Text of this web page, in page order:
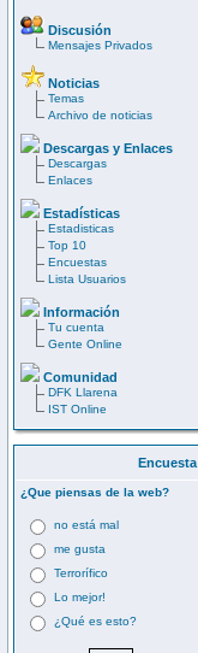
Discusión
Mensajes Privados
Noticias
Temas
Archivo de noticias
Descargas y Enlaces
Descargas
Enlaces
Estadísticas
Estadisticas
Top 10
Encuestas
Lista Usuarios
Información
Tu cuenta
Gente Online
Comunidad
DFK Llarena
IST Online
Encuesta
¿Que piensas de la web?
no está mal
me gusta
Terrorífico
Lo mejor!
¿Qué es esto?